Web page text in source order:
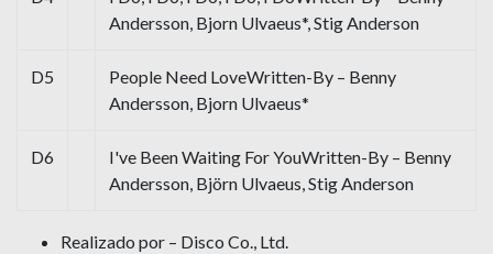
Andersson, Bjorn Ulvaeus*, Stig Anderson
D5
People Need LoveWritten-By – Benny
Andersson, Bjorn Ulvaeus*
D6
I've Been Waiting For YouWritten-By – Benny
Andersson, Björn Ulvaeus, Stig Anderson
Realizado por – Disco Co., Ltd.